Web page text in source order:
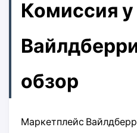
Комиссия у
обзор
Маркетплейс